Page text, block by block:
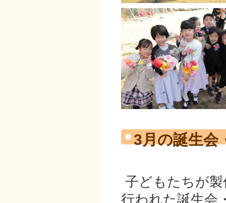
3月の誕生会
子どもたちが
行われた誕生会